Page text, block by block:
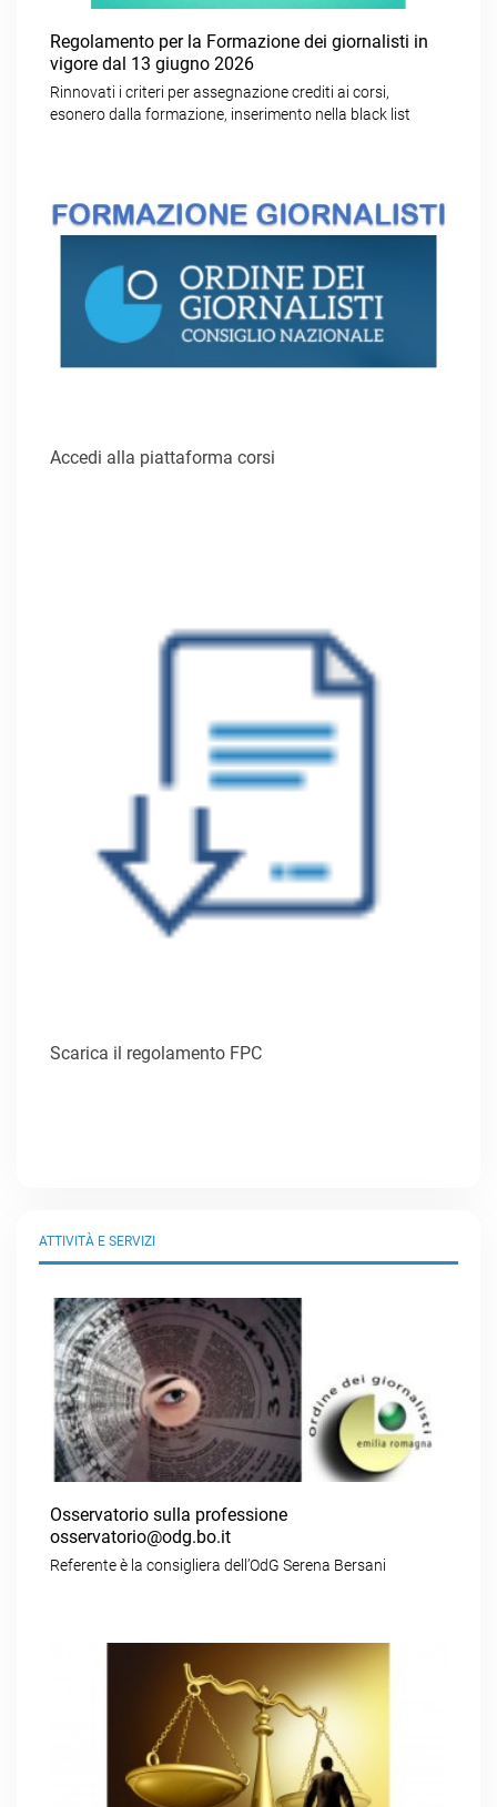
Regolamento per la Formazione dei giornalisti in
vigore dal 13 giugno 2026
Rinnovati i criteri per assegnazione crediti ai corsi,
esonero dalla formazione, inserimento nella black list
Accedi alla piattaforma corsi
Scarica il regolamento FPC
ATTIVITÀ E SERVIZI
Osservatorio sulla professione
osservatorio@odg.bo.it
Referente è la consigliera dell’OdG Serena Bersani